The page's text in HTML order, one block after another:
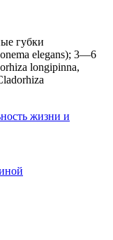
губки
elegans); 3—6
longipinna,
жизни и